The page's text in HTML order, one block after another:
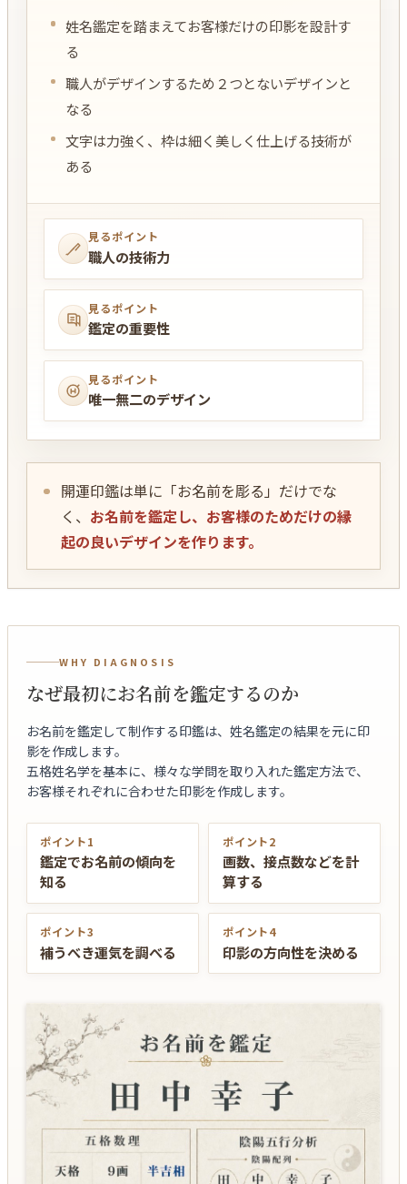
姓名鑑定を踏まえてお客様だけの印影を設計す
る
職人がデザインするため２つとないデザインと
なる
文字は力強く、枠は細く美しく仕上げる技術が
ある
見るポイント
職人の技術力
見るポイント
鑑定の重要性
見るポイント
唯一無二のデザイン
開運印鑑は単に「お名前を彫る」だけでな
く、 お名前を鑑定し、お客様のためだけの縁
起の良いデザインを作ります。
WHY DIAGNOSIS
なぜ最初にお名前を鑑定するのか
お名前を鑑定して制作する印鑑は、姓名鑑定の結果を元に印
影を作成します。
五格姓名学を基本に、様々な学問を取り入れた鑑定方法で、
お客様それぞれに合わせた印影を作成します。
ポイント1
鑑定でお名前の傾向を
知る
ポイント2
画数、接点数などを計
算する
ポイント3
補うべき運気を調べる
ポイント4
印影の方向性を決める